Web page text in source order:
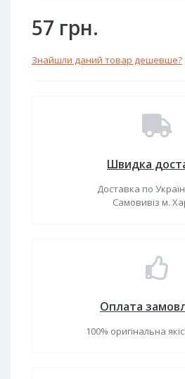
57 грн.
Знайшли даний товар дешевше?
Швидка
Доставка по
Самовивіз м.
Оплата
100% оригінальна